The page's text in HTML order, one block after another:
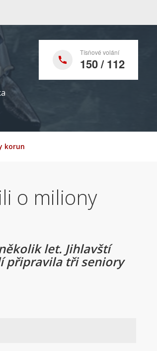
Tísňové volání
150 / 112
korun
o miliony
let. Jihlavští
připravila tři seniory